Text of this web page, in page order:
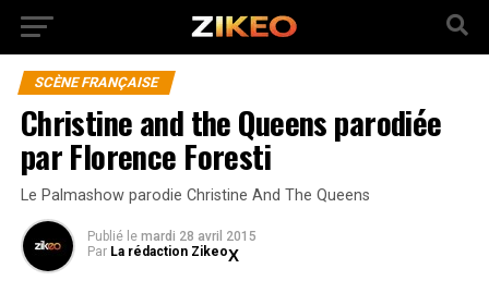
SCÈNE FRANÇAISE
Christine and the Queens parodiée
par Florence Foresti
Le Palmashow parodie Christine And The Queens
Publié le mardi 28 avril 2015
Par La rédaction Zikeo